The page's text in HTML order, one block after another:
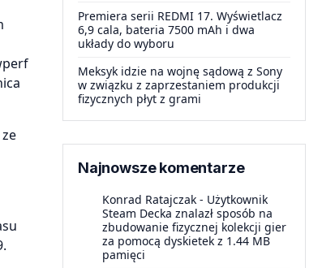
Premiera serii REDMI 17. Wyświetlacz
6,9 cala, bateria 7500 mAh i dwa
układy do wyboru
Meksyk idzie na wojnę sądową z Sony
w związku z zaprzestaniem produkcji
fizycznych płyt z grami
Najnowsze komentarze
Konrad Ratajczak - Użytkownik
Steam Decka znalazł sposób na
zbudowanie fizycznej kolekcji gier
za pomocą dyskietek z 1.44 MB
pamięci